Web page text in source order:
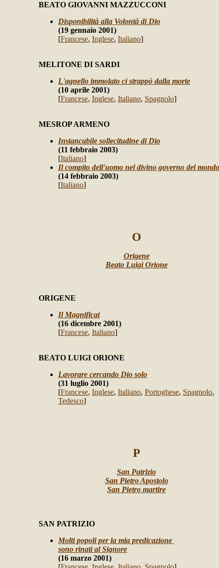
BEATO GIOVANNI MAZZUCCONI
Disponibilità alla Volontà di Dio
(19 gennaio 2001)
[Francese, Inglese, Italiano]
MELITONE DI SARDI
L'agnello immolato ci strappò dalla morte
(10 aprile 2001)
[Francese, Inglese, Italiano, Spagnolo]
MESROP ARMENO
Instancabile sollecitudine di Dio
(11 febbraio 2003)
[Italiano]
Il compito dell'uomo nel divino governo del mondo
(14 febbraio 2003)
[Italiano]
O
Origene
Beato Luigi Orione
ORIGENE
Il Magnificat
(16 dicembre 2001)
[Francese, Italiano]
BEATO LUIGI ORIONE
Lavorare cercando Dio solo
(31 luglio 2001)
[Francese, Inglese, Italiano, Portoghese, Spagnolo,
Tedesco]
P
San Patrizio
San Pietro Apostolo
San Pietro martire
SAN PATRIZIO
Molti popoli per la mia predicazione
sono rinati al Signore
(16 marzo 2001)